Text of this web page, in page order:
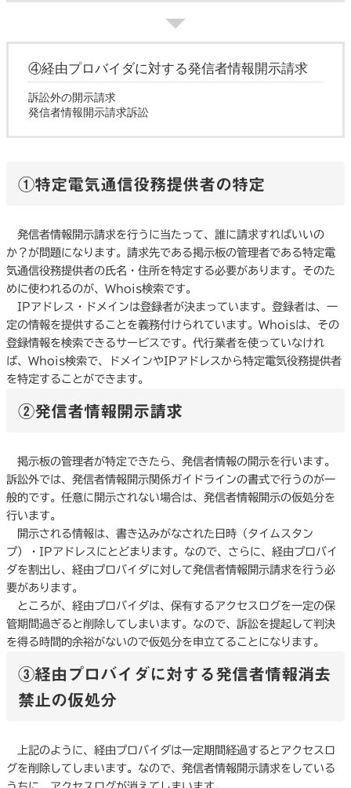
④経由プロバイダに対する発信者情報開示請求
訴訟外の開示請求
発信者情報開示請求訴訟
①特定電気通信役務提供者の特定
発信者情報開示請求を行うに当たって、誰に請求すればいいの
か？が問題になります。請求先である掲示板の管理者である特定電
気通信役務提供者の氏名・住所を特定する必要があります。そのた
めに使われるのが、Whois検索です。
IPアドレス・ドメインは登録者が決まっています。登録者は、一
定の情報を提供することを義務付けられています。Whoisは、その
登録情報を検索できるサービスです。代行業者を使っていなけれ
ば、Whois検索で、ドメインやIPアドレスから特定電気役務提供者
を特定することができます。
②発信者情報開示請求
掲示板の管理者が特定できたら、発信者情報の開示を行います。
訴訟外では、発信者情報開示関係ガイドラインの書式で行うのが一
般的です。任意に開示されない場合は、発信者情報開示の仮処分を
行います。
開示される情報は、書き込みがなされた日時（タイムスタン
プ）・IPアドレスにとどまります。なので、さらに、経由プロバイ
ダを割出し、経由プロバイダに対して発信者情報開示請求を行う必
要があります。
ところが、経由プロバイダは、保有するアクセスログを一定の保
管期間過ぎると削除してしまいます。なので、訴訟を提起して判決
を得る時間的余裕がないので仮処分を申立てることになります。
③経由プロバイダに対する発信者情報消去
禁止の仮処分
上記のように、経由プロバイダは一定期間経過するとアクセスロ
グを削除してしまいます。なので、発信者情報開示請求をしている